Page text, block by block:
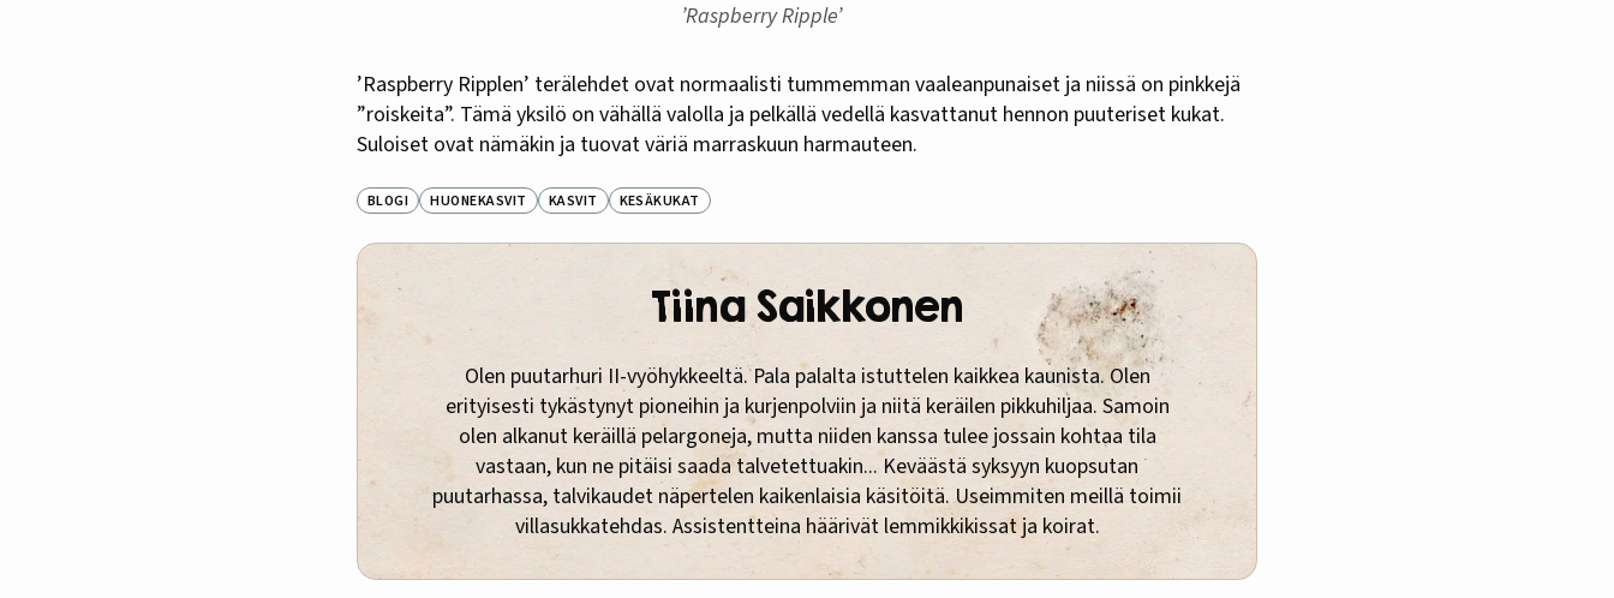
’Raspberry Ripple’
’Raspberry Ripplen’ terälehdet ovat normaalisti tummemman vaaleanpunaiset ja niissä on pinkkejä
”roiskeita”. Tämä yksilö on vähällä valolla ja pelkällä vedellä kasvattanut hennon puuteriset kukat.
Suloiset ovat nämäkin ja tuovat väriä marraskuun harmauteen.
BLOGI HUONEKASVIT KASVIT KESÄKUKAT
Tiina Saikkonen
Olen puutarhuri II-vyöhykkeeltä. Pala palalta istuttelen kaikkea kaunista. Olen
erityisesti tykästynyt pioneihin ja kurjenpolviin ja niitä keräilen pikkuhiljaa. Samoin
olen alkanut keräillä pelargoneja, mutta niiden kanssa tulee jossain kohtaa tila
vastaan, kun ne pitäisi saada talvetettuakin... Keväästä syksyyn kuopsutan
puutarhassa, talvikaudet näpertelen kaikenlaisia käsitöitä. Useimmiten meillä toimii
villasukkatehdas. Assistentteina häärivät lemmikkikissat ja koirat.